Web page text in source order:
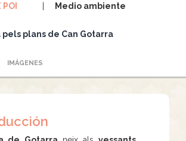
POI Medio ambiente
pels plans de Can Gotarra
IMÁGENES